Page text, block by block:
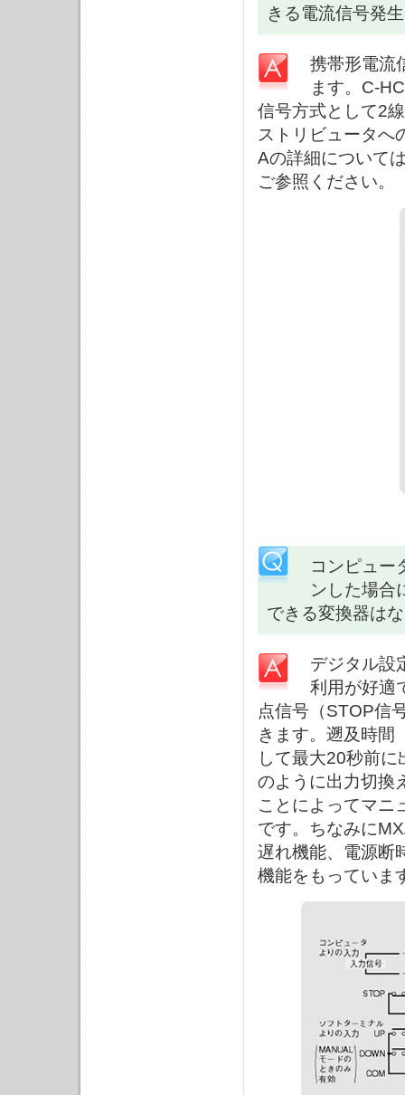
きる電流信号発
携帯形電流
ます。C-
信号方式として2
ストリビュータへ
Aの詳細について
ご参照ください。
コンピュー
ンした場合
できる変換器は
デジタル設
利用が好適
点信号（STOP信
きます。遡及時間
して最大20秒前
のように出力切換
ことによってマニ
です。ちなみに
遅れ機能、電源断
機能をもっていま